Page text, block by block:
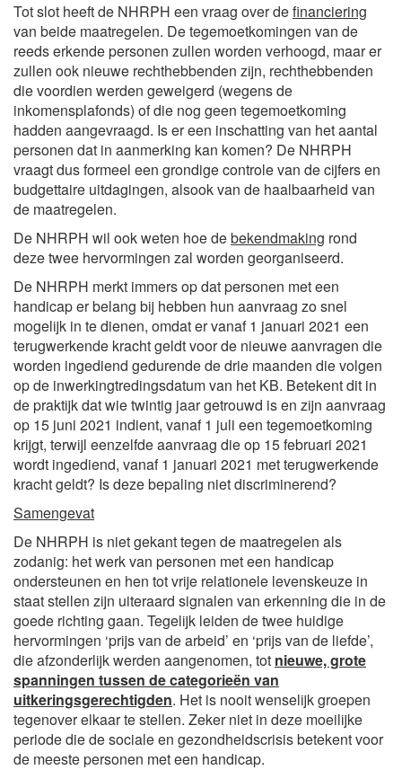
Tot slot heeft de NHRPH een vraag over definanciering
van beide maatregelen. De tegemoetkomingen van de
reeds erkende personen zullen worden verhoogd, maar er
zullen ook nieuwe rechthebbenden zijn, rechthebbenden
die voordien werden geweigerd (wegens de
inkomensplafonds) of die nog geen tegemoetkoming
hadden aangevraagd. Is er een inschatting van het aantal
personen dat in aanmerking kan komen? De NHRPH
vraagt dus formeel een grondige controle van de cijfers en
budgettaire uitdagingen, alsook van de haalbaarheid van
de maatregelen.
De NHRPH wil ook weten hoe debekendmaking rond
deze twee hervormingen zal worden georganiseerd.
De NHRPH merkt immers op dat personen met een
handicap er belang bij hebben hun aanvraag zo snel
mogelijk in te dienen, omdat er vanaf 1 januari 2021 een
terugwerkende kracht geldt voor de nieuwe aanvragen die
worden ingediend gedurende de drie maanden die volgen
op de inwerkingtredingsdatum van het KB. Betekent dit in
de praktijk dat wie twintig jaar getrouwd is en zijn aanvraag
op 15 juni 2021 indient, vanaf 1 juli een tegemoetkoming
krijgt, terwijl eenzelfde aanvraag die op 15 februari 2021
wordt ingediend, vanaf 1 januari 2021 met terugwerkende
kracht geldt? Is deze bepaling niet discriminerend?
Samengevat
De NHRPH is niet gekant tegen de maatregelen als
zodanig: het werk van personen met een handicap
ondersteunen en hen tot vrije relationele levenskeuze in
staat stellen zijn uiteraard signalen van erkenning die in de
goede richting gaan. Tegelijk leiden de twee huidige
hervormingen ‘prijs van de arbeid’ en ‘prijs van de liefde’,
die afzonderlijk werden aangenomen, tot nieuwe, grote
spanningen tussen de categorieën van
uitkeringsgerechtigden. Het is nooit wenselijk groepen
tegenover elkaar te stellen. Zeker niet in deze moeilijke
periode die de sociale en gezondheidscrisis betekent voor
de meeste personen met een handicap.